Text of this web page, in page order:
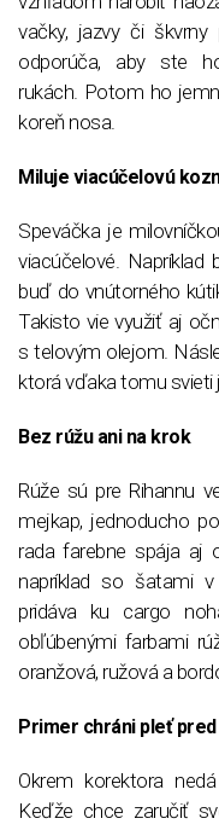
vačky, jazvy či škvrny
odporúča, aby ste
rukách. Potom ho
koreň nosa.
Miluje viacúčelovú
Speváčka je
viacúčelové.
buď do vnútorného
Takisto vie využiť aj
s telovým olejom.
ktorá vďaka tomu svieti
Bez rúžu ani na krok
Rúže sú pre Rihannu
mejkap, jednoducho
rada farebne spája aj
napríklad so šatami
pridáva ku cargo
obľúbenými farbami
oranžová, ružová a
Primer chráni pleť
Okrem korektora
Keďže chce zaručiť